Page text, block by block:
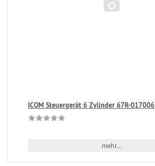
ICOM Steuergerät 6 Zylinder 67R-017006
mehr...